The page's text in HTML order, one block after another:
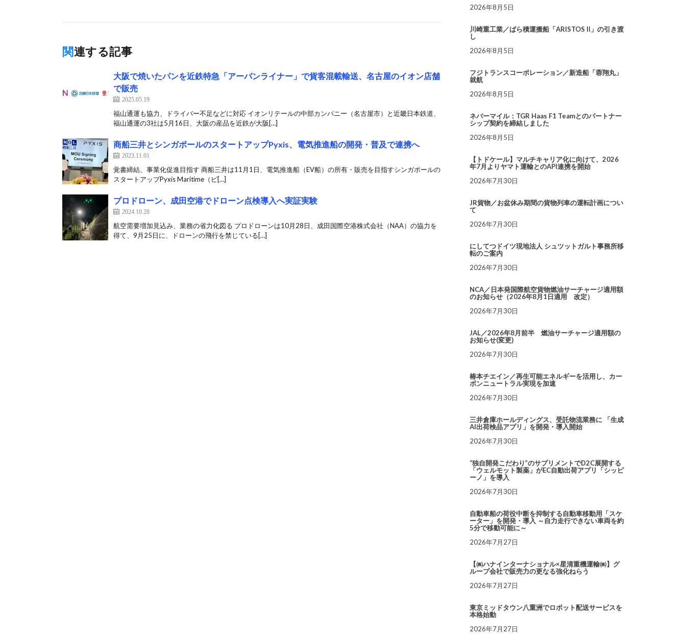
関連する記事
大阪で焼いたパンを近鉄特急「アーバンライナー」で貨客混載輸送、名古屋のイオン店舗
で販売
2025.05.19
福山通運も協力、ドライバー不足などに対応 イオンリテールの中部カンパニー（名古屋市）と近畿日本鉄道、
福山通運の3社は5月16日、大阪の産品を近鉄が大阪[…]
商船三井とシンガポールのスタートアップPyxis、電気推進船の開発・普及で連携へ
2023.11.01
覚書締結、事業化促進目指す 商船三井は11月1日、電気推進船（EV船）の所有・販売を目指すシンガポールの
スタートアップPyxis Maritime（ピ[…]
プロドローン、成田空港でドローン点検導入へ実証実験
2024.10.28
航空需要増加見込み、業務の省力化図る プロドローンは10月28日、成田国際空港株式会社（NAA）の協力を
得て、9月25日に、ドローンの飛行を禁じている[…]
2026年8月5日
川崎重工業／ばら積運搬船「ARISTOS II」の引き渡
し
2026年8月5日
フジトランスコーポレーション／新造船「蓉翔丸」
就航
2026年8月5日
ネバーマイル：TGR Haas F1 Teamとのパートナー
シップ契約を締結しました
2026年8月5日
【トドケール】マルチキャリア化に向けて、2026
年7月よりヤマト運輸とのAPI連携を開始
2026年7月30日
JR貨物／お盆休み期間の貨物列車の運転計画につい
て
2026年7月30日
にしてつドイツ現地法人 シュツットガルト事務所移
転のご案内
2026年7月30日
NCA／日本発国際航空貨物燃油サーチャージ適用額
のお知らせ（2026年8月1日適用 改定）
2026年7月30日
JAL／2026年8月前半 燃油サーチャージ適用額の
お知らせ(変更)
2026年7月30日
椿本チエイン／再生可能エネルギーを活用し、カー
ボンニュートラル実現を加速
2026年7月30日
三井倉庫ホールディングス、受託物流業務に 「生成
AI出荷検品アプリ」を開発・導入開始
2026年7月30日
“独自開発こだわり”のサプリメントでD2C展開する
「ウェルモット製薬」がEC自動出荷アプリ「シッピ
ーノ」を導入
2026年7月30日
自動車船の荷役中断を抑制する自動車移動用「スケ
ーター」を開発・導入 ～自力走行できない車両を約
5分で移動可能に～
2026年7月27日
【㈱ハナインターナショナル×星清重機運輸㈱】グ
ループ会社で販売力の更なる強化ねらう
2026年7月27日
東京ミッドタウン八重洲でロボット配送サービスを
本格始動
2026年7月27日